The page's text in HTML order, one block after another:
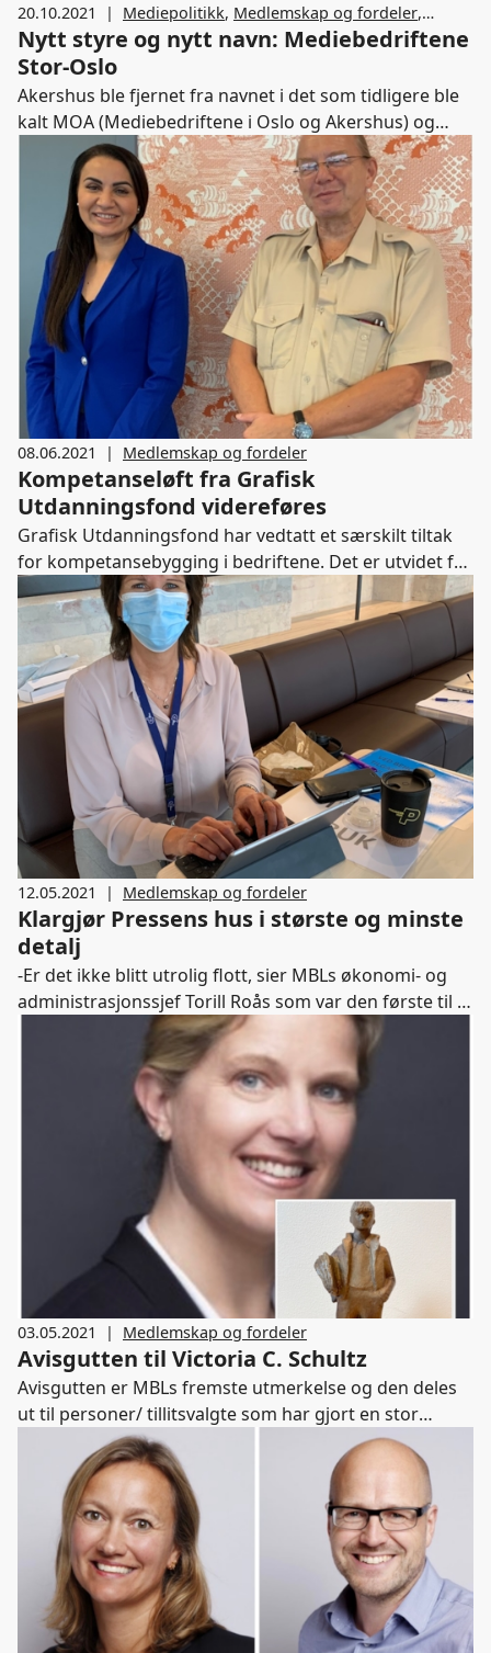
20.10.2021 | Mediepolitikk, Medlemskap og fordeler,
Journalistikk
Nytt styre og nytt navn: Mediebedriftene
Stor-Oslo
Akershus ble fjernet fra navnet i det som tidligere ble
kalt MOA (Mediebedriftene i Oslo og Akershus) og
Gøril Huse trer inn som styreleder i Mediebedriftene
Stor-Oslo.
08.06.2021 | Medlemskap og fordeler
Kompetanseløft fra Grafisk
Utdanningsfond videreføres
Grafisk Utdanningsfond har vedtatt et særskilt tiltak
for kompetansebygging i bedriftene. Det er utvidet fra
å gjelde første halvår til å gjelde ut hele 2021.
12.05.2021 | Medlemskap og fordeler
Klargjør Pressens hus i største og minste
detalj
-Er det ikke blitt utrolig flott, sier MBLs økonomi- og
administrasjonssjef Torill Roås som var den første til å
flytte inn i Pressens hus. Nå overvåker hun siste del av
overleveringen av mediebransjens nye storstue. Hittil
har hun lagt ned bortimot 2500 arbeidstimer gjennom
oppgaver i arbeidsgruppen til Pressens hus: -Nå ser vi
endelig at det har vært vel verdt all jobbingen. Dette
blir et samlingssted for kunnskap og debatt om
medier og journalistikk og et sted vi kan trives godt i,
03.05.2021 | Medlemskap og fordeler
Avisgutten til Victoria C. Schultz
Avisgutten er MBLs fremste utmerkelse og den deles
ut til personer/ tillitsvalgte som har gjort en stor
innsats for MBL over tid. Under dagens årsmøte ble
Victoria C. Schultz hedret med Avisgutten.